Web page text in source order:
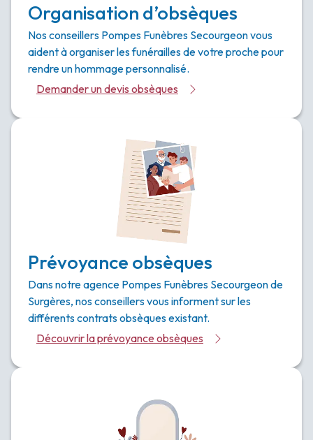
Organisation d’obsèques
Nos conseillers Pompes Funèbres Secourgeon vous
aident à organiser les funérailles de votre proche pour
rendre un hommage personnalisé.
Demander un devis obsèques
Prévoyance obsèques
Dans notre agence Pompes Funèbres Secourgeon de
Surgères, nos conseillers vous informent sur les
différents contrats obsèques existant.
Découvrir la prévoyance obsèques